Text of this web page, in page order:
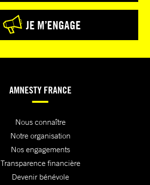
JE M’ENGAGE
AMNESTY FRANCE
Nous connaître
Notre organisation
Nos engagements
Transparence financière
Devenir bénévole